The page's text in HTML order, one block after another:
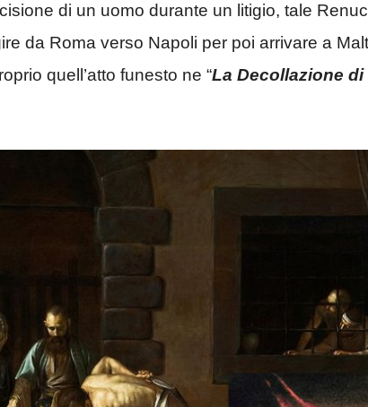
di un uomo durante un litigio, tale
da Roma verso Napoli per poi arrivare a
quell’atto funesto ne “La Decollazione